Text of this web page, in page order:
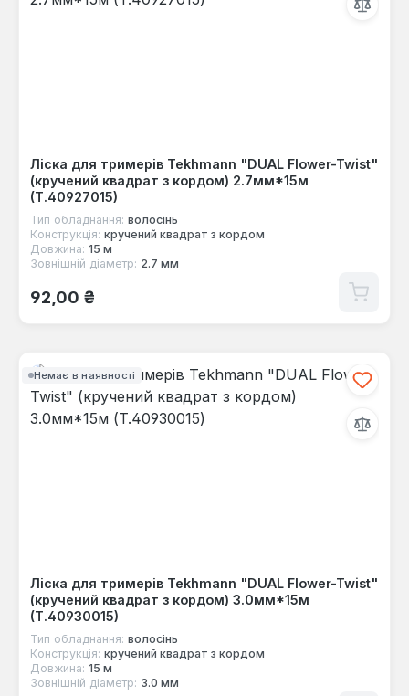
Ліска для тримерів Tekhmann "DUAL Flower-Twist"
(кручений квадрат з кордом) 2.7мм*15м
(T.40927015)
Тип обладнання: волосінь
Конструкція: кручений квадрат з кордом
Довжина: 15 м
Зовнішній діаметр: 2.7 мм
Звичайна ціна:
92,00 ₴
Немає в наявності
Ліска для тримерів Tekhmann "DUAL Flower-Twist"
(кручений квадрат з кордом) 3.0мм*15м
(T.40930015)
Тип обладнання: волосінь
Конструкція: кручений квадрат з кордом
Довжина: 15 м
Зовнішній діаметр: 3.0 мм